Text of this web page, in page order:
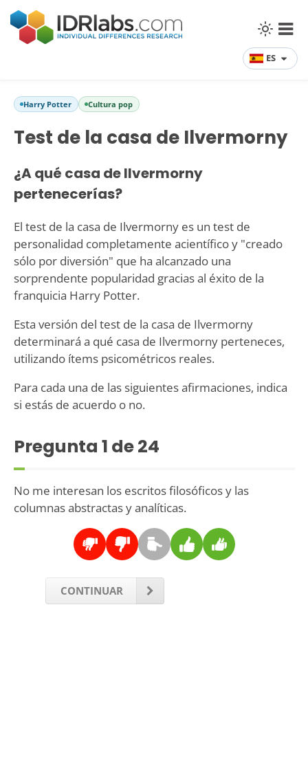
ES
Harry Potter Cultura pop
Test de la casa de Ilvermorny
¿A qué casa de Ilvermorny
pertenecerías?
El test de la casa de Ilvermorny es un test de
personalidad completamente acientífico y "creado
sólo por diversión" que ha alcanzado una
sorprendente popularidad gracias al éxito de la
franquicia Harry Potter.
Esta versión del test de la casa de Ilvermorny
determinará a qué casa de Ilvermorny perteneces,
utilizando ítems psicométricos reales.
Para cada una de las siguientes afirmaciones, indica
si estás de acuerdo o no.
Pregunta 1 de 24
No me interesan los escritos filosóficos y las
columnas abstractas y analíticas.
CONTINUAR